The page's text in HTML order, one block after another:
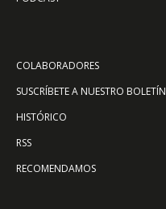
COLABORADORES
SUSCRÍBETE A NUESTRO BOLETÍN
HISTÓRICO
RSS
RECOMENDAMOS